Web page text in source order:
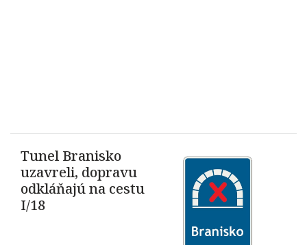
Tunel Branisko
uzavreli, dopravu
odkláňajú na cestu
I/18